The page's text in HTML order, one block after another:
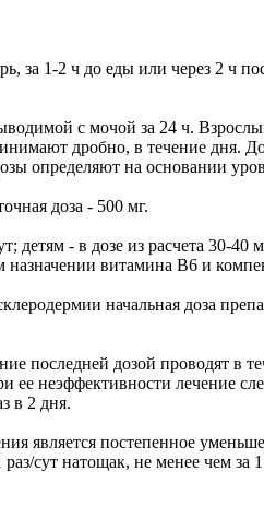
за 1-2 ч до еды или через 2 ч
с мочой за 24 ч.
дробно, в течение дня.
определяют на основании
доза - 500 мг.
- в дозе из расчета 30-40
витамина B6 и
начальная доза
последней дозой проводят в
неэффективности лечение
в 2 дня.
является постепенное
натощак, не менее чем за